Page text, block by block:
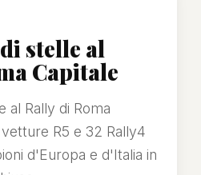
stelle al
Capitale
al Rally di Roma
R5 e 32 Rally4
d'Europa e d'Italia in